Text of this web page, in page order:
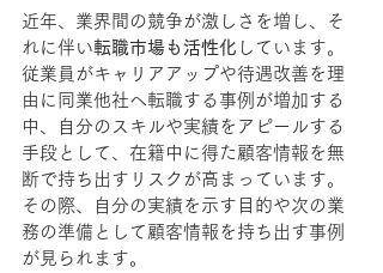
近年、業界間の競争が激しさを増し、そ
れに伴い転職市場も活性化 しています。
従業員がキャリアアップや待遇改善を理
由に同業他社へ転職する事例が増加する
中、自分のスキルや実績をアピールする
手段として、在籍中に得た顧客情報を無
断で持ち出すリスクが高まっています。
その際、自分の実績を示す目的や次の業
務の準備として顧客情報を持ち出す事例
が見られます。